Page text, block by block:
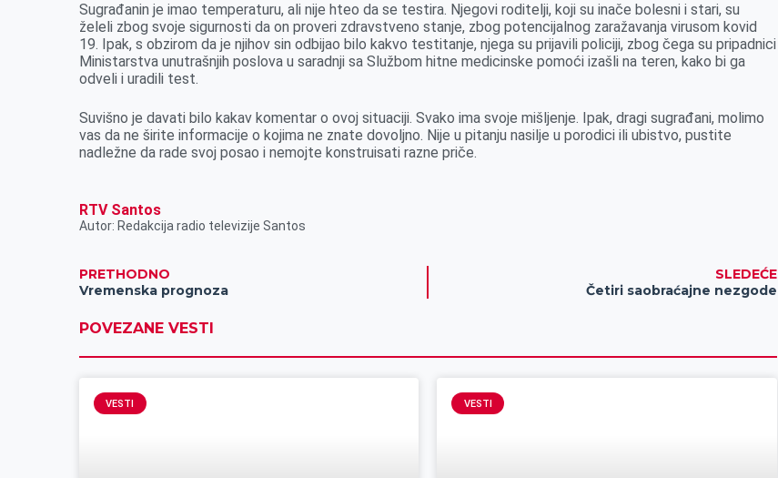
Sugrađanin je imao temperaturu, ali nije hteo da se testira. Njegovi roditelji, koji su inače bolesni i stari, su
želeli zbog svoje sigurnosti da on proveri zdravstveno stanje, zbog potencijalnog zaražavanja virusom kovid
19. Ipak, s obzirom da je njihov sin odbijao bilo kakvo testitanje, njega su prijavili policiji, zbog čega su pripadnici
Ministarstva unutrašnjih poslova u saradnji sa Službom hitne medicinske pomoći izašli na teren, kako bi ga
odveli i uradili test.
Suvišno je davati bilo kakav komentar o ovoj situaciji. Svako ima svoje mišljenje. Ipak, dragi sugrađani, molimo
vas da ne širite informacije o kojima ne znate dovoljno. Nije u pitanju nasilje u porodici ili ubistvo, pustite
nadležne da rade svoj posao i nemojte konstruisati razne priče.
RTV Santos
Autor: Redakcija radio televizije Santos
PRETHODNO
Vremenska prognoza
SLEDEĆE
Četiri saobraćajne nezgode
POVEZANE VESTI
VESTI VESTI